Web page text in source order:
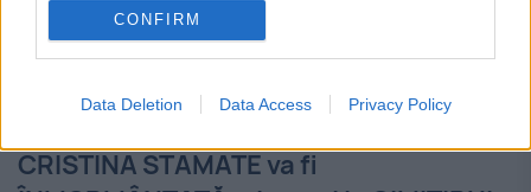
CONFIRM
Data Deletion Data Access Privacy Policy
CRISTINA STAMATE va fi